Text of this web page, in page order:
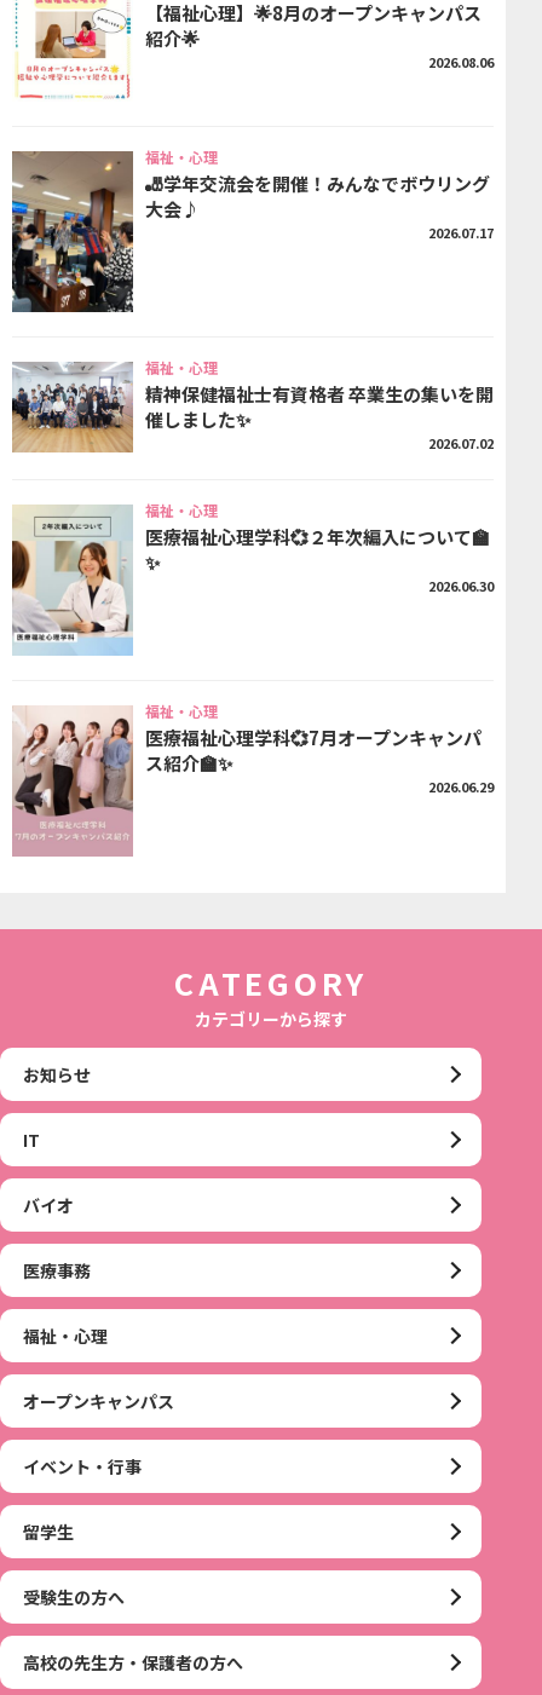
【福祉心理】🌟8月のオープンキャンパス
紹介🌟
2026.08.06
福祉・心理
🎳学年交流会を開催！みんなでボウリング
大会♪
2026.07.17
福祉・心理
精神保健福祉士有資格者 卒業生の集いを開
催しました✨
2026.07.02
福祉・心理
医療福祉心理学科💞２年次編入について🏫
✨
2026.06.30
福祉・心理
医療福祉心理学科💞7月オープンキャンパ
ス紹介🏫✨
2026.06.29
CATEGORY
カテゴリーから探す
お知らせ
IT
バイオ
医療事務
福祉・心理
オープンキャンパス
イベント・行事
留学生
受験生の方へ
高校の先生方・保護者の方へ